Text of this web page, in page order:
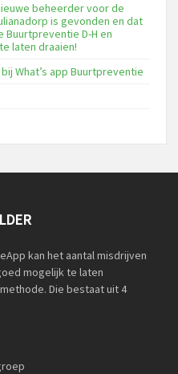
beheerder voor de
is gevonden en dat
Buurtpreventie D-H en
laten draaien!
What’s app Buurtpreventie
kan het aantal misdrijven
mogelijk te laten
Die bestaat uit 4